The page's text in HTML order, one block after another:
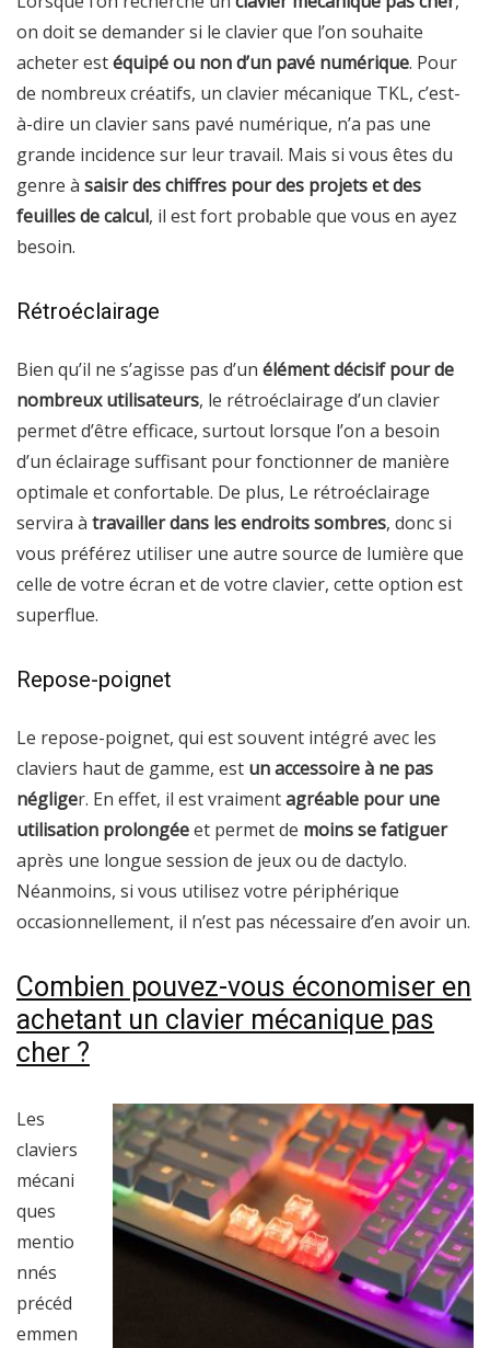
on doit se demander si le clavier que l’on souhaite
acheter estéquipé ou non d’un pavé numérique. Pour
de nombreux créatifs, un clavier mécanique TKL, c’est-
à-dire un clavier sans pavé numérique, n’a pas une
grande incidence sur leur travail. Mais si vous êtes du
genre à saisir des chiffres pour des projets et des
feuilles de calcul, il est fort probable que vous en ayez
besoin.
Rétroéclairage
Bien qu’il ne s’agisse pas d’un élément décisif pour de
nombreux utilisateurs, le rétroéclairage d’un clavier
permet d’être efficace, surtout lorsque l’on a besoin
d’un éclairage suffisant pour fonctionner de manière
optimale et confortable. De plus, Le rétroéclairage
servira à travailler dans les endroits sombres, donc si
vous préférez utiliser une autre source de lumière que
celle de votre écran et de votre clavier, cette option est
superflue.
Repose-poignet
Le repose-poignet, qui est souvent intégré avec les
claviers haut de gamme, est un accessoire à ne pas
négliger. En effet, il est vraimentagréable pour une
utilisation prolongéeet permet de moins se fatiguer
après une longue session de jeux ou de dactylo.
Néanmoins, si vous utilisez votre périphérique
occasionnellement, il n’est pas nécessaire d’en avoir un.
Combien pouvez-vous économiser en
achetant un clavier mécanique pas
cher ?
Les
claviers
mécani
ques
mentio
nnés
précéd
emmen